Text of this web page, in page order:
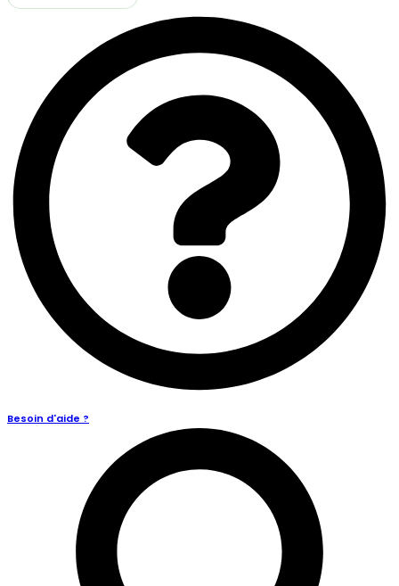
Besoin d'aide ?